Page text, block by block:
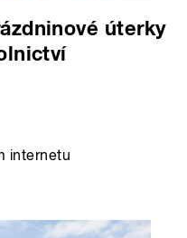
úterky
internetu